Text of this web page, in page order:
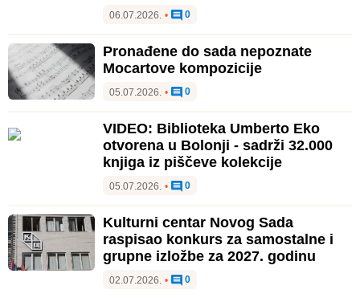
06.07.2026. • 0
Pronađene do sada nepoznate
Mocartove kompozicije
05.07.2026. • 0
VIDEO: Biblioteka Umberto Eko
otvorena u Bolonji - sadrži 32.000
knjiga iz piščeve kolekcije
05.07.2026. • 0
Kulturni centar Novog Sada
raspisao konkurs za samostalne i
grupne izložbe za 2027. godinu
02.07.2026. • 0